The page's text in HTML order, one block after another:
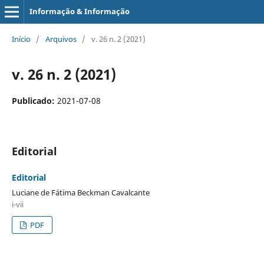
Informação & Informação
Início / Arquivos / v. 26 n. 2 (2021)
v. 26 n. 2 (2021)
Publicado: 2021-07-08
Editorial
Editorial
Luciane de Fátima Beckman Cavalcante
i-vii
PDF